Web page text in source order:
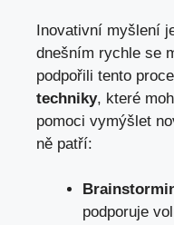
Inovativní myšlení
dnešním rychle se
podpořili tento
techniky, které
pomoci vymýšlet
ně patří:
podporuje